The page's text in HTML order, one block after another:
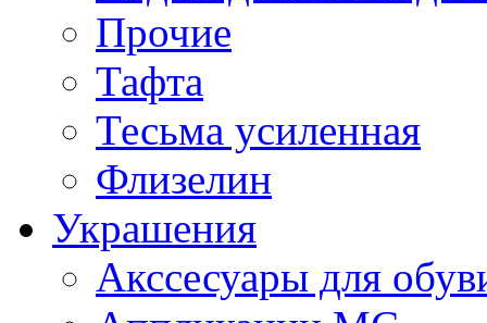
Прочие
Тафта
Тесьма усиленная
Флизелин
Украшения
Акссесуары для